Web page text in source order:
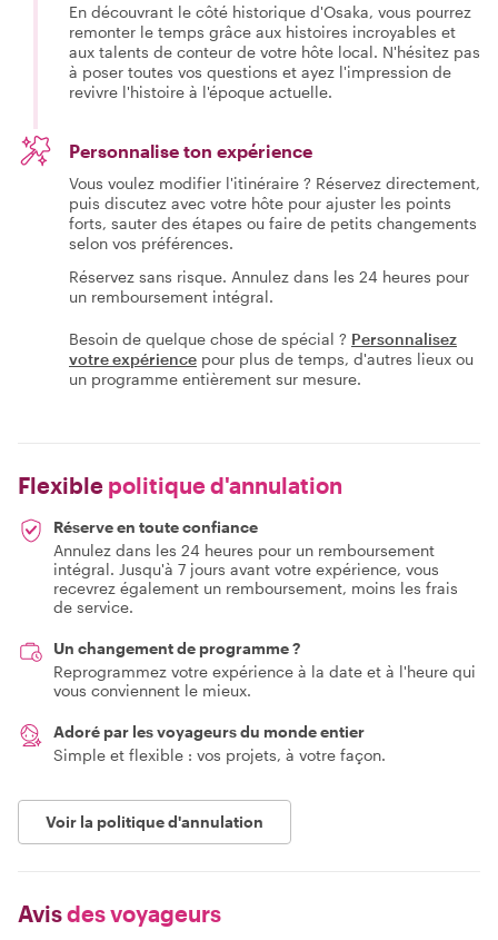
En découvrant le côté historique d'Osaka, vous pourrez
remonter le temps grâce aux histoires incroyables et
aux talents de conteur de votre hôte local. N'hésitez pas
à poser toutes vos questions et ayez l'impression de
revivre l'histoire à l'époque actuelle.
Personnalise ton expérience
Vous voulez modifier l'itinéraire ? Réservez directement,
puis discutez avec votre hôte pour ajuster les points
forts, sauter des étapes ou faire de petits changements
selon vos préférences.
Réservez sans risque. Annulez dans les 24 heures pour
un remboursement intégral.
Besoin de quelque chose de spécial ? Personnalisez
votre expérience pour plus de temps, d'autres lieux ou
un programme entièrement sur mesure.
Flexible politique d'annulation
Réserve en toute confiance
Annulez dans les 24 heures pour un remboursement
intégral. Jusqu'à 7 jours avant votre expérience, vous
recevrez également un remboursement, moins les frais
de service.
Un changement de programme ?
Reprogrammez votre expérience à la date et à l'heure qui
vous conviennent le mieux.
Adoré par les voyageurs du monde entier
Simple et flexible : vos projets, à votre façon.
Voir la politique d'annulation
Avisdes voyageurs